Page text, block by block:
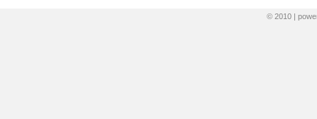
© 2010 |